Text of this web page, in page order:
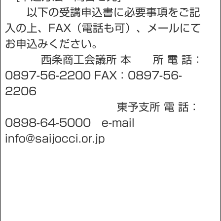
以下の受講申込書に必要事項をご記
入の上、FAX（電話も可）、メールにて
お申込みください。
西条商工会議所 本 所 電 話：
0897-56-2200 FAX：0897-56-
2206
東予支所 電 話：
0898-64-5000 e-mail
info@saijocci.or.jp